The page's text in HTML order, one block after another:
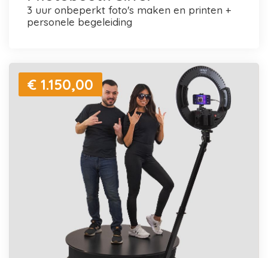
3 uur onbeperkt foto's maken en printen +
personele begeleiding
€ 1.150,00